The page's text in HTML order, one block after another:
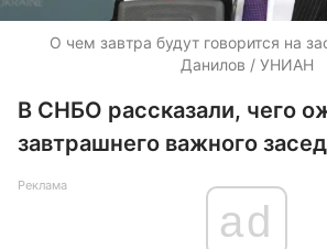
О чем завтра будут говорится на
Данилов / УНИАН
В СНБО рассказали, чего
завтрашнего важного
Реклама
ad